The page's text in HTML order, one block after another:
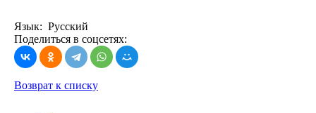
Язык: Русский
Поделиться в соцсетях:
Возврат к списку